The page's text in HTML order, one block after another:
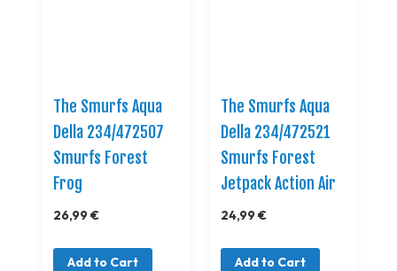
The Smurfs Aqua
Della 234/472507
Smurfs Forest
Frog
26,99 €
Add to Cart
The Smurfs Aqua
Della 234/472521
Smurfs Forest
Jetpack Action Air
24,99 €
Add to Cart